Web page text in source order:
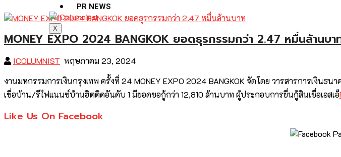
PR NEWS
X
MONEY EXPO 2024 BANGKOK ยอดธุรกรรมกว่า 2.47 หมื่นล้านบา
ICOLUMNIST พฤษภาคม 23, 2024
งานมหกรรมการเงินกรุงเทพ ครั้งที่ 24 MONEY EXPO 2024 BANGKOK จัดโดย วารสารการเงิ
เชื่อบ้าน/รีไฟแนนซ์บ้านฮิตติดอันดับ 1 มียอดขอกู้กว่า 12,810 ล้านบาท ผู้ประกอบการยื่นกู้สินเชื่อเอสเอ็
Like Us On Facebook